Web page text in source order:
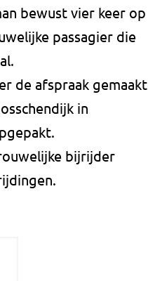
bewust vier keer op
passagier die
de afspraak gemaakt
in
bijrijder